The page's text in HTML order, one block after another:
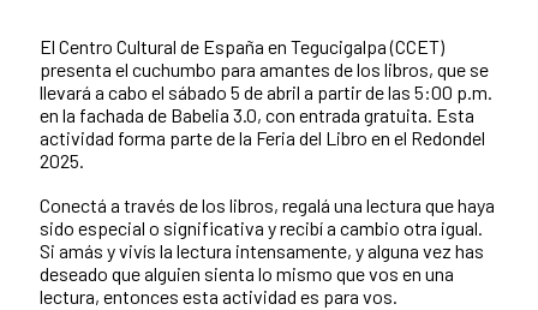
El Centro Cultural de España en Tegucigalpa (CCET)
presenta el cuchumbo para amantes de los libros, que se
llevará a cabo el sábado 5 de abril a partir de las 5:00 p.m.
en la fachada de Babelia 3.0, con entrada gratuita. Esta
actividad forma parte de la Feria del Libro en el Redondel
2025.
Conectá a través de los libros, regalá una lectura que haya
sido especial o significativa y recibí a cambio otra igual.
Si amás y vivís la lectura intensamente, y alguna vez has
deseado que alguien sienta lo mismo que vos en una
lectura, entonces esta actividad es para vos.